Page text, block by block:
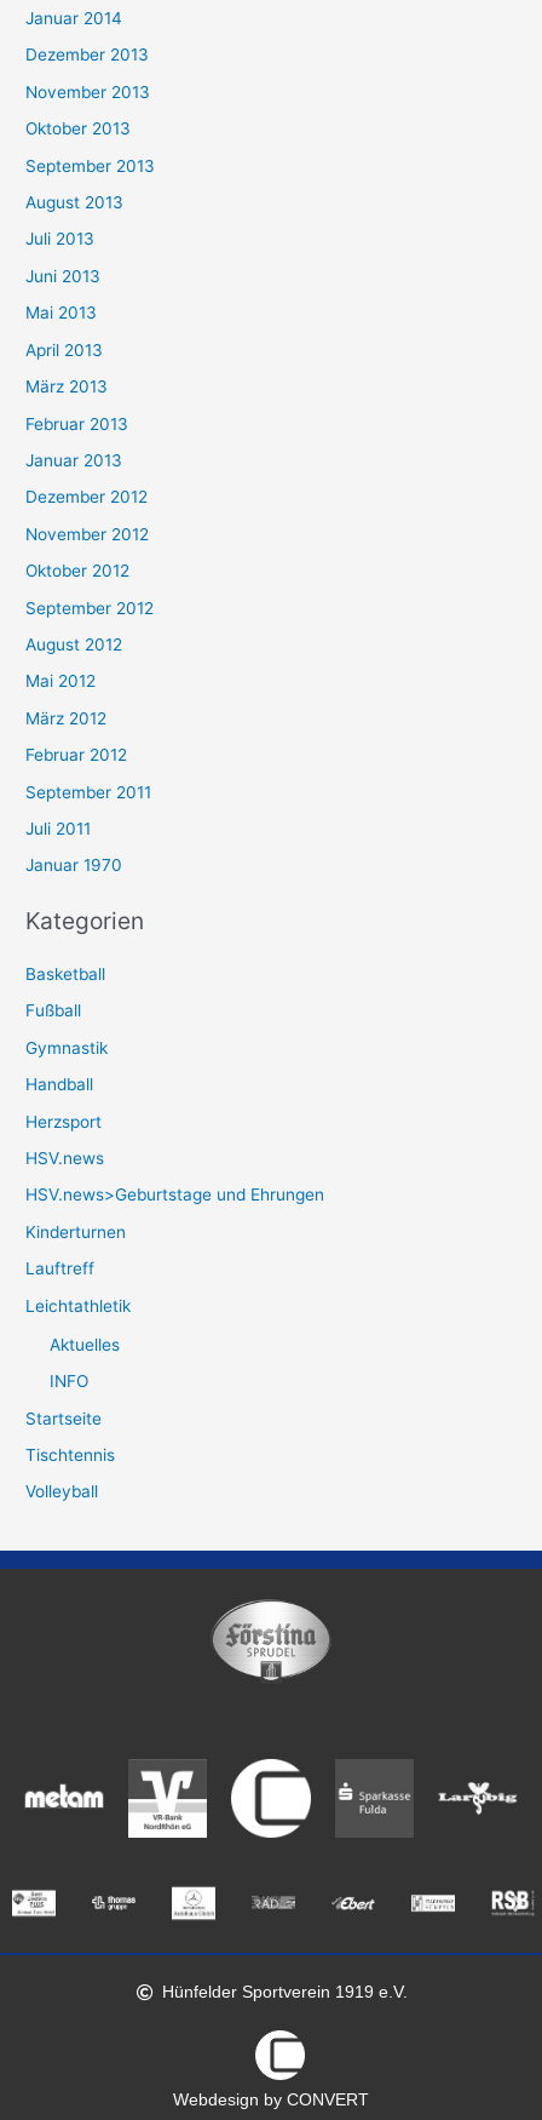
Januar 2014
Dezember 2013
November 2013
Oktober 2013
September 2013
August 2013
Juli 2013
Juni 2013
Mai 2013
April 2013
März 2013
Februar 2013
Januar 2013
Dezember 2012
November 2012
Oktober 2012
September 2012
August 2012
Mai 2012
März 2012
Februar 2012
September 2011
Juli 2011
Januar 1970
Kategorien
Basketball
Fußball
Gymnastik
Handball
Herzsport
HSV.news
HSV.news>Geburtstage und Ehrungen
Kinderturnen
Lauftreff
Leichtathletik
Aktuelles
INFO
Startseite
Tischtennis
Volleyball
Hünfelder Sportverein 1919 e.V.
Webdesign by CONVERT